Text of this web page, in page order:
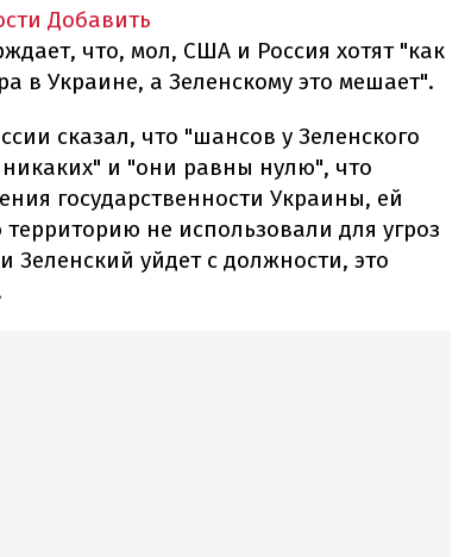
Добавить
что, мол, США и Россия хотят "как
в Украине, а Зеленскому это мешает".
сказал, что "шансов у Зеленского
и "они равны нулю", что
государственности Украины, ей
не использовали для угроз
Зеленский уйдет с должности, это